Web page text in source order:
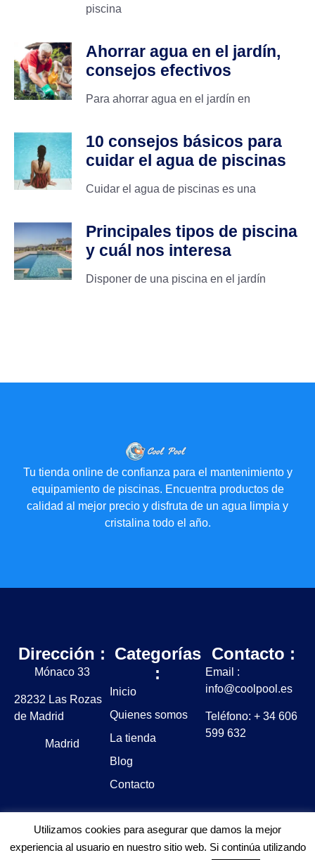
piscina
Ahorrar agua en el jardín,
consejos efectivos
Para ahorrar agua en el jardín en
10 consejos básicos para
cuidar el agua de piscinas
Cuidar el agua de piscinas es una
Principales tipos de piscina
y cuál nos interesa
Disponer de una piscina en el jardín
Tu tienda online de confianza para el mantenimiento y
equipamiento de piscinas. Encuentra productos de
calidad al mejor precio y disfruta de un agua limpia y
cristalina todo el año.
Dirección :
Mónaco 33
28232 Las Rozas
de Madrid
Madrid
Categorías
:
Inicio
Quienes somos
La tienda
Blog
Contacto
Contacto :
Email :
info@coolpool.es
Teléfono: + 34 606
599 632
Utilizamos cookies para asegurar que damos la mejor
experiencia al usuario en nuestro sitio web. Si continúa utilizando